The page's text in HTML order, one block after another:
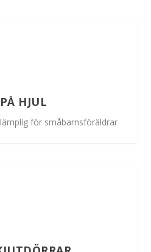
HJUL
för småbarnsföräldrar